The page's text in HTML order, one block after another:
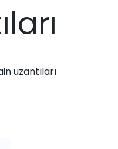
uzantıları